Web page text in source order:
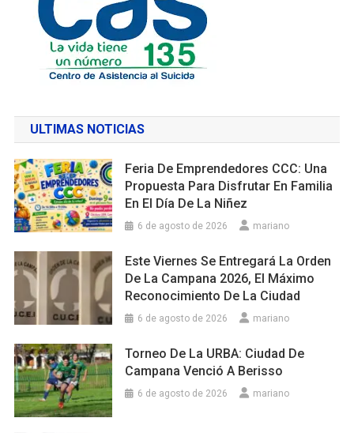
ULTIMAS NOTICIAS
Feria De Emprendedores CCC: Una
Propuesta Para Disfrutar En Familia
En El Día De La Niñez
6 de agosto de 2026 mariano
Este Viernes Se Entregará La Orden
De La Campana 2026, El Máximo
Reconocimiento De La Ciudad
6 de agosto de 2026 mariano
Torneo De La URBA: Ciudad De
Campana Venció A Berisso
6 de agosto de 2026 mariano